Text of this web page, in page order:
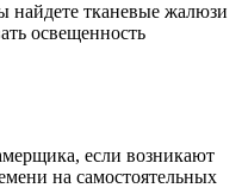
найдете тканевые жалюзи
освещенность
если возникают
на самостоятельных